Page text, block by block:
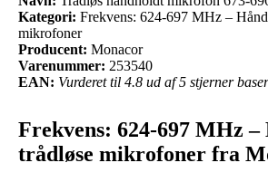
Kategori: Frekvens: 624-697 MHz –
mikrofoner
Producent: Monacor
Varenummer: 253540
EAN: Vurderet til 4.8 ud af 5 stjerner
Frekvens: 624-697 MHz –
trådløse mikrofoner fra